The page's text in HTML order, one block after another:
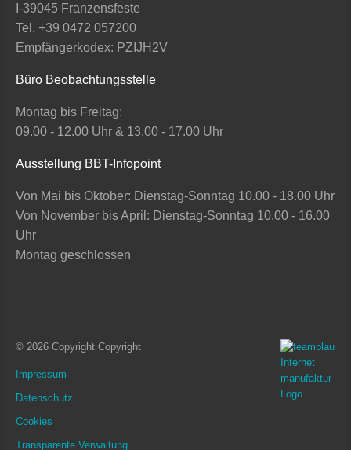
I-39045 Franzensfeste
Tel. +39 0472 057200
Empfängerkodex: PZIJH2V
Büro Beobachtungsstelle
Montag bis Freitag:
09.00 - 12.00 Uhr & 13.00 - 17.00 Uhr
Ausstellung BBT-Infopoint
Von Mai bis Oktober: Dienstag-Sonntag 10.00 - 18.00 Uhr
Von November bis April: Dienstag-Sonntag 10.00 - 16.00
Uhr
Montag geschlossen
© 2026 Copyright Copyright
Impressum
Datenschutz
Cookies
Transparente Verwaltung